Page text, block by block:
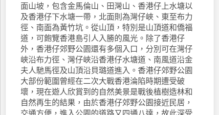
面山坡，包含金馬倫山、田灣山、香港仔上水塘以
及香港仔下水塘一帶，北面則為灣仔峽、東至布力
徑、南面為黃竹坑。從山頂，特別是山頂道和僑福
道，可飽覽香港島引人入勝的風光。除了香港仔
外，香港仔郊野公園還有多個入口，分別可在灣仔
峽沿布力徑、灣仔峽沿香港仔水塘道、南風道沿金
夫人馳馬徑及山頂沿貝璐道進入。香港仔郊野公園
大部份範圍曾經在二次大戰香港淪陷時期遭受破
壞，現在遊人欣賞到的自然美景是戰後植樹造林和
自然再生的結果，由於香港仔郊野公園接近民居，
交通方便，進入公園的道路又四通八達，故此深受